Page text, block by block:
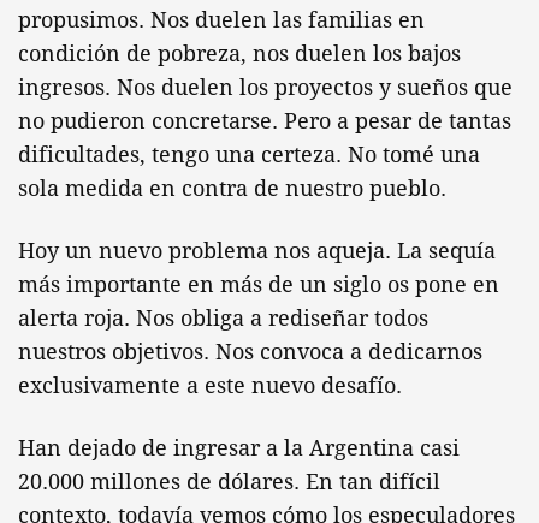
propusimos. Nos duelen las familias en
condición de pobreza, nos duelen los bajos
ingresos. Nos duelen los proyectos y sueños que
no pudieron concretarse. Pero a pesar de tantas
dificultades, tengo una certeza. No tomé una
sola medida en contra de nuestro pueblo.
Hoy un nuevo problema nos aqueja. La sequía
más importante en más de un siglo os pone en
alerta roja. Nos obliga a rediseñar todos
nuestros objetivos. Nos convoca a dedicarnos
exclusivamente a este nuevo desafío.
Han dejado de ingresar a la Argentina casi
20.000 millones de dólares. En tan difícil
contexto, todavía vemos cómo los especuladores